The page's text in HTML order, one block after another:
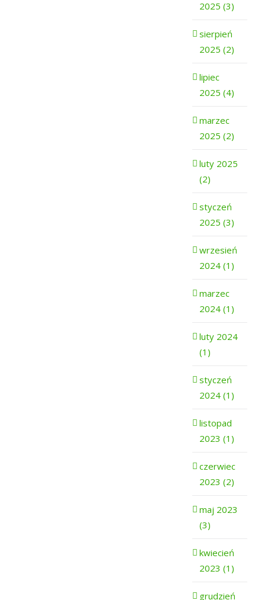
2025 (3)
sierpień
2025 (2)
lipiec
2025 (4)
marzec
2025 (2)
luty 2025
(2)
styczeń
2025 (3)
wrzesień
2024 (1)
marzec
2024 (1)
luty 2024
(1)
styczeń
2024 (1)
listopad
2023 (1)
czerwiec
2023 (2)
maj 2023
(3)
kwiecień
2023 (1)
grudzień